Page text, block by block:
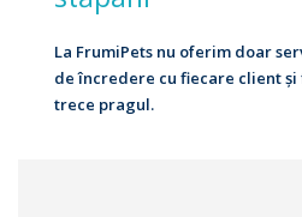
La FrumiPets nu oferim doar
de încredere cu fiecare client și
trece pragul.